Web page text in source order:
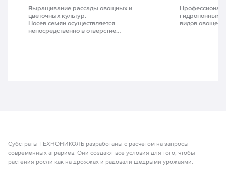
Выращивание рассады овощных и
цветочных культур.
Посев семян осуществляется
непосредственно в отверстие
гидропонным
видов овощей.
Субстраты ТЕХНОНИКОЛЬ разработаны с расчетом на запросы
современных аграриев. Они создают все условия для того, чтобы
растения росли как на дрожжах и радовали щедрыми урожаями.